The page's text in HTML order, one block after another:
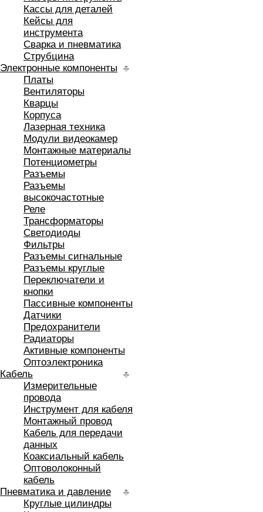
Кассы для деталей
Кейсы для
инструмента
Сварка и пневматика
Струбцина
Электронные компоненты
Платы
Вентиляторы
Кварцы
Корпуса
Лазерная техника
Модули видеокамер
Монтажные материалы
Потенциометры
Разъемы
Разъемы
высокочастотные
Реле
Трансформаторы
Светодиоды
Фильтры
Разъемы сигнальные
Разъемы круглые
Переключатели и
кнопки
Пассивные компоненты
Датчики
Предохранители
Радиаторы
Активные компоненты
Оптоэлектроника
Кабель
Измерительные
провода
Инструмент для кабеля
Монтажный провод
Кабель для передачи
данных
Коаксиальный кабель
Оптоволоконный
кабель
Пневматика и давление
Круглые цилиндры